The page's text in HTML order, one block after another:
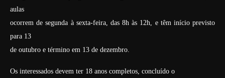
aulas
ocorrem de segunda à sexta-feira, das 8h às 12h, e têm início previsto
para 13
de outubro e término em 13 de dezembro.
Os interessados devem ter 18 anos completos, concluído o